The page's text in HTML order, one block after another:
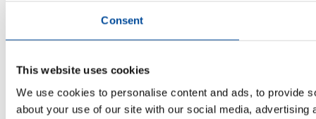
Consent
This website uses cookies
We use cookies to personalise content and ads, to provide
about your use of our site with our social media,